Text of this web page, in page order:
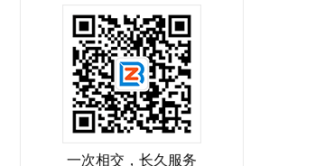
一次相交，长久服务